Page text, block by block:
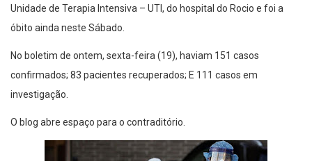
Unidade de Terapia Intensiva – UTI, do hospital do Rocio e foi a
óbito ainda neste Sábado.
No boletim de ontem, sexta-feira (19), haviam 151 casos
confirmados; 83 pacientes recuperados; E 111 casos em
investigação.
O blog abre espaço para o contraditório.